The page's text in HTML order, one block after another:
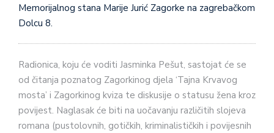
Memorijalnog stana Marije Jurić Zagorke na zagrebačkom
Dolcu 8.
Radionica, koju će voditi Jasminka Pešut, sastojat će se
od čitanja poznatog Zagorkinog djela ‘Tajna Krvavog
mosta’ i Zagorkinog kviza te diskusije o statusu žena kroz
povijest. Naglasak će biti na uočavanju različitih slojeva
romana (pustolovnih, gotičkih, kriminalističkih i povijesnih